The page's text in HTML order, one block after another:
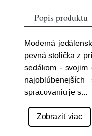
Popis produktu
Moderná
pevná stolička z
sedákom - svojim
spracovaniu je s...
Zobraziť viac